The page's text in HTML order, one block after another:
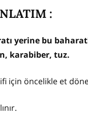
:
yerine bu
karabiber, tuz.
için öncelikle et